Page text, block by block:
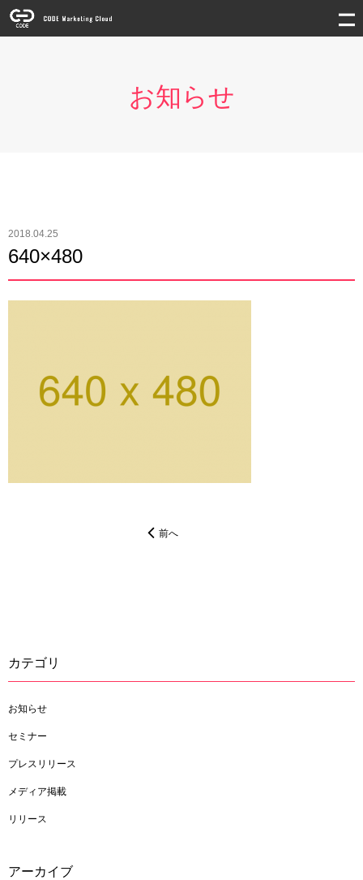
お知らせ
2018.04.25
640×480
前へ
カテゴリ
お知らせ
セミナー
プレスリリース
メディア掲載
リリース
アーカイブ